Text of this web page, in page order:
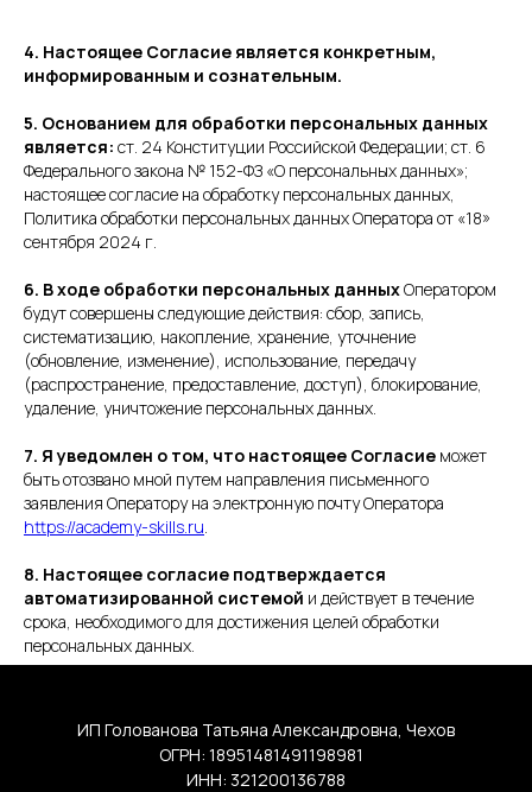
4. Настоящее Согласие является конкретным,
информированным и сознательным.
5. Основанием для обработки персональных данных
является: ст. 24 Конституции Российской Федерации; ст. 6
Федерального закона № 152-ФЗ «О персональных данных»;
настоящее согласие на обработку персональных данных,
Политика обработки персональных данных Оператора от «18»
сентября 2024 г.
6. В ходе обработки персональных данныхОператором
будут совершены следующие действия: сбор, запись,
систематизацию, накопление, хранение, уточнение
(обновление, изменение), использование, передачу
(распространение, предоставление, доступ), блокирование,
удаление, уничтожение персональных данных.
7. Я уведомлен о том, что настоящее Согласие может
быть отозвано мной путем направления письменного
заявления Оператору на электронную почту Оператора
https://academy-skills.ru.
8. Настоящее согласие подтверждается
автоматизированной системой и действует в течение
срока, необходимого для достижения целей обработки
персональных данных.
ИП Голованова Татьяна Александровна, Чехов
ОГРН: 18951481491198981
ИНН: 321200136788